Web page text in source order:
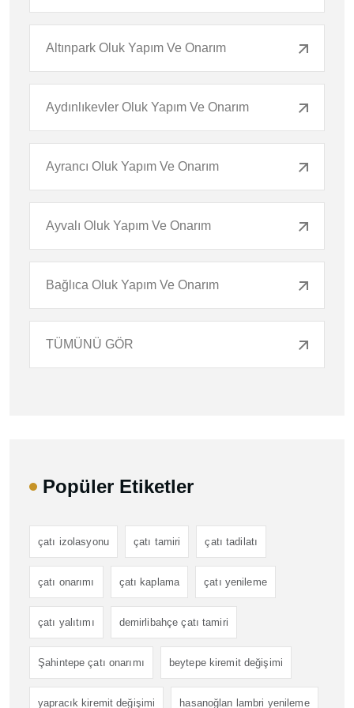
Altınpark Oluk Yapım Ve Onarım
Aydınlıkevler Oluk Yapım Ve Onarım
Ayrancı Oluk Yapım Ve Onarım
Ayvalı Oluk Yapım Ve Onarım
Bağlıca Oluk Yapım Ve Onarım
TÜMÜNÜ GÖR
Popüler Etiketler
çatı izolasyonu çatı tamiri çatı tadilatı
çatı onarımı çatı kaplama çatı yenileme
çatı yalıtımı demirlibahçe çatı tamiri
Şahintepe çatı onarımı beytepe kiremit değişimi
yapracık kiremit değişimi hasanoğlan lambri yenileme